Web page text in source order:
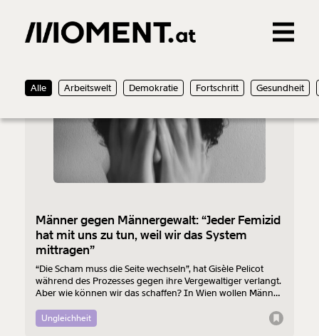
0Treffer 0Artikel
Alle Arbeitswelt Demokratie Fortschritt Gesundheit
06.08.2026
Männer gegen Männergewalt: “Jeder Femizid
hat mit uns zu tun, weil wir das System
mittragen”
“Die Scham muss die Seite wechseln”, hat Gisèle Pelicot
während des Prozesses gegen ihre Vergewaltiger verlangt.
Aber wie können wir das schaffen? In Wien wollen Männer
Männergewalt den ersten Schritt machen.
Ungleichheit